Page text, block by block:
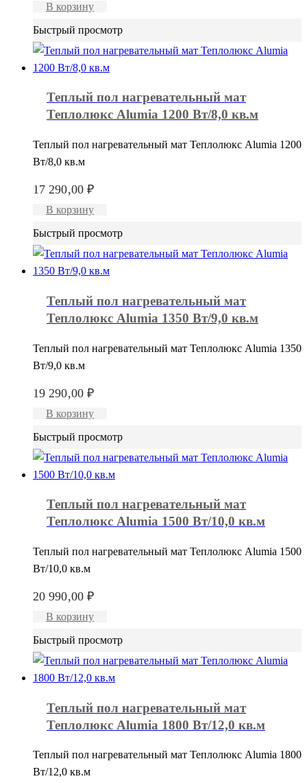
В корзину
Быстрый просмотр
Теплый пол нагревательный мат
Теплолюкс Alumia 1200 Вт/8,0 кв.м
Теплый пол нагревательный мат Теплолюкс Alumia 1200
Вт/8,0 кв.м
17 290,00 ₽
В корзину
Быстрый просмотр
Теплый пол нагревательный мат
Теплолюкс Alumia 1350 Вт/9,0 кв.м
Теплый пол нагревательный мат Теплолюкс Alumia 1350
Вт/9,0 кв.м
19 290,00 ₽
В корзину
Быстрый просмотр
Теплый пол нагревательный мат
Теплолюкс Alumia 1500 Вт/10,0 кв.м
Теплый пол нагревательный мат Теплолюкс Alumia 1500
Вт/10,0 кв.м
20 990,00 ₽
В корзину
Быстрый просмотр
Теплый пол нагревательный мат
Теплолюкс Alumia 1800 Вт/12,0 кв.м
Теплый пол нагревательный мат Теплолюкс Alumia 1800
Вт/12,0 кв.м